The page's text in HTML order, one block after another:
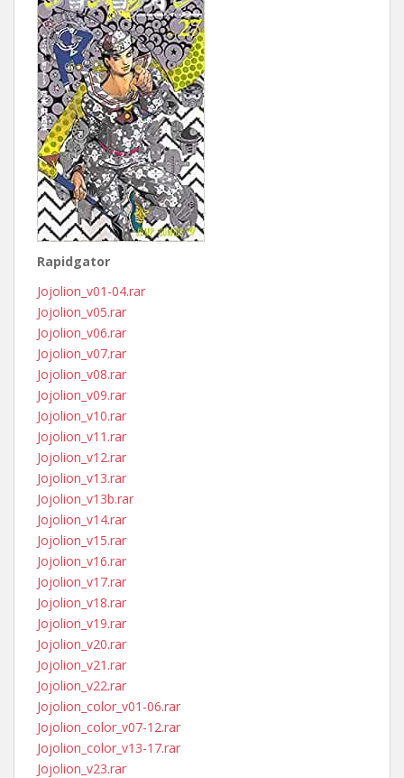
Rapidgator
Jojolion_v01-04.rar
Jojolion_v05.rar
Jojolion_v06.rar
Jojolion_v07.rar
Jojolion_v08.rar
Jojolion_v09.rar
Jojolion_v10.rar
Jojolion_v11.rar
Jojolion_v12.rar
Jojolion_v13.rar
Jojolion_v13b.rar
Jojolion_v14.rar
Jojolion_v15.rar
Jojolion_v16.rar
Jojolion_v17.rar
Jojolion_v18.rar
Jojolion_v19.rar
Jojolion_v20.rar
Jojolion_v21.rar
Jojolion_v22.rar
Jojolion_color_v01-06.rar
Jojolion_color_v07-12.rar
Jojolion_color_v13-17.rar
Jojolion_v23.rar